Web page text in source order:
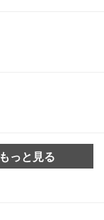
っと見る